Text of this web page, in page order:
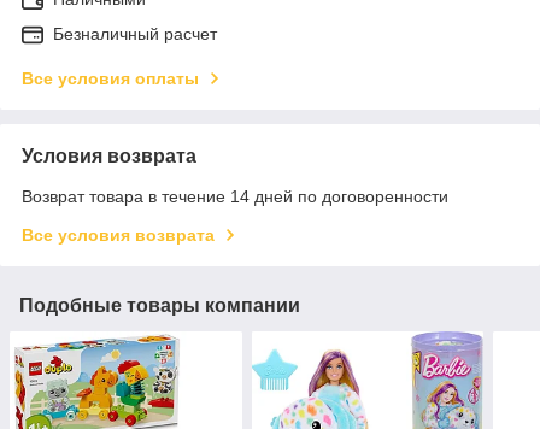
Безналичный расчет
Все условия оплаты
Условия возврата
Возврат товара в течение 14 дней по договоренности
Все условия возврата
Подобные товары компании